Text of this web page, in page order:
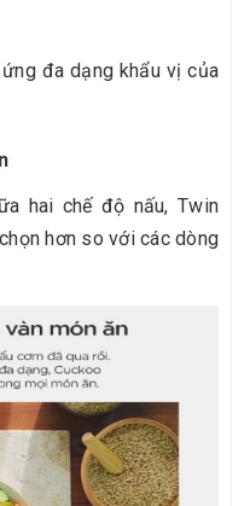
đa dạng khẩu vị của
hai chế độ nấu, Twin
hơn so với các dòng